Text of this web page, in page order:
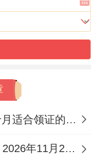
| 白虎（黑道
| 天牢（黑道
| 勾陈（黑道十月份宜领证黄历2026 十月适合领证的好日子2026年
阳历2026年11月黄道吉日 2026年11月26日阳历黄道吉日